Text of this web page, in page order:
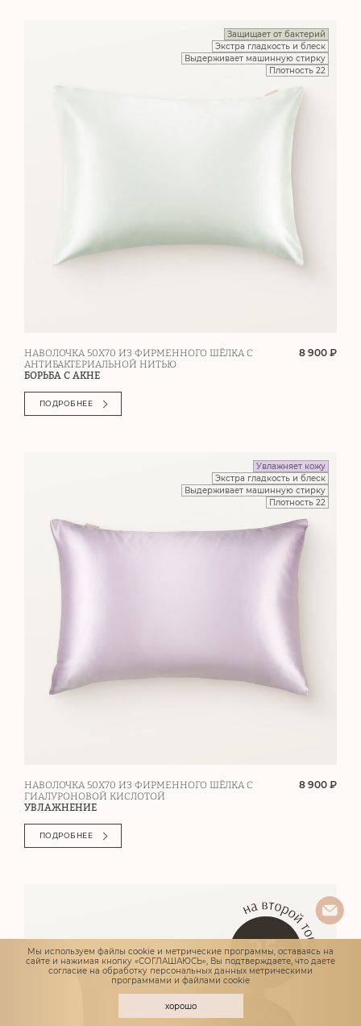
Защищает от бактерий
Экстра гладкость и блеск
Выдерживает машинную стирку
Плотность 22
НАВОЛОЧКА 50Х70 ИЗ ФИРМЕННОГО ШЁЛКА С
АНТИБАКТЕРИАЛЬНОЙ НИТЬЮ
БОРЬБА С АКНЕ
8 900 ₽
ПОДРОБНЕЕ
Увлажняет кожу
Экстра гладкость и блеск
Выдерживает машинную стирку
Плотность 22
НАВОЛОЧКА 50Х70 ИЗ ФИРМЕННОГО ШЁЛКА С
ГИАЛУРОНОВОЙ КИСЛОТОЙ
УВЛАЖНЕНИЕ
8 900 ₽
ПОДРОБНЕЕ
Мы используем файлы cookie и метрические программы, оставаясь на
сайте и нажимая кнопку «СОГЛАШАЮСЬ», Вы подтверждаете, что даете
согласие на обработку персональных данных метрическими
программами и файлами cookie
хорошо